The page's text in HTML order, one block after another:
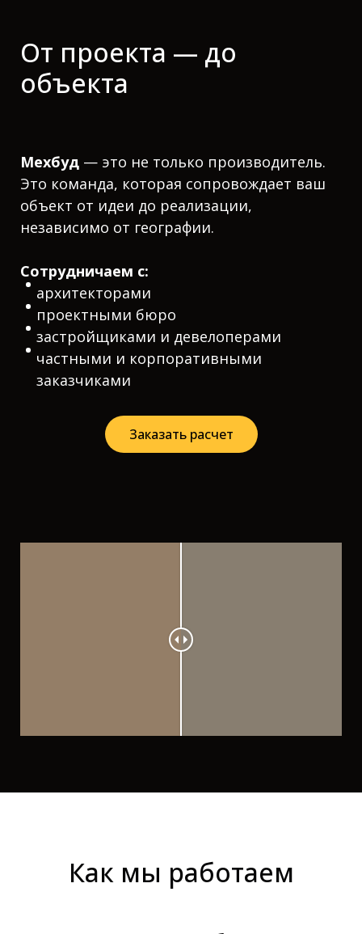
От проекта — до
объекта
Мехбуд — это не только производитель.
Это команда, которая сопровождает ваш
объект от идеи до реализации,
независимо от географии.
Сотрудничаем с:
архитекторами
проектными бюро
застройщиками и девелоперами
частными и корпоративными
заказчиками
Заказать расчет
Как мы работаем